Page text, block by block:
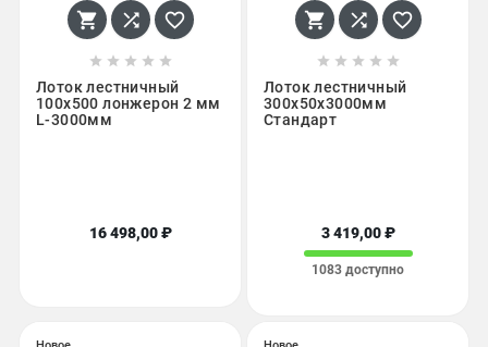
  
    
Лоток лестничный
100х500 лонжерон 2 мм
L-3000мм
16 498,00 ₽
  
    
Лоток лестничный
300х50х3000мм
Стандарт
3 419,00 ₽
1083 доступно